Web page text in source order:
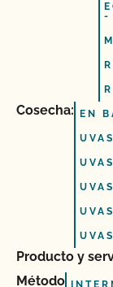
-
Cosecha: EN
Producto y
Método